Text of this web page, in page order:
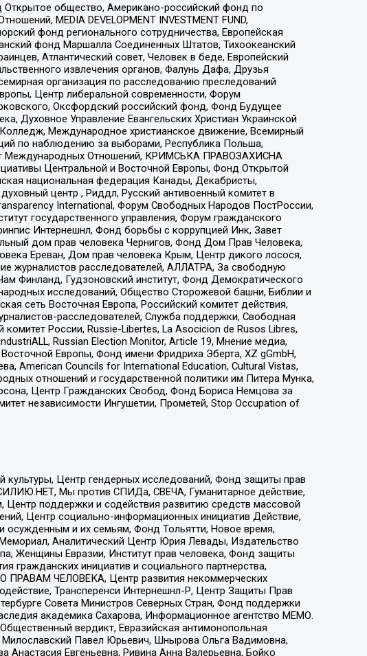
общество, Американо-российский фонд по
MEDIA DEVELOPMENT INVESTMENT FUND,
фонд регионального сотрудничества, Европейская
фонд Маршалла Соединенных Штатов, Тихоокеанский
Атлантический совет, Человек в беде, Европейский
извлечения органов, Фалунь Дафа, Друзья
организация по расследованию преследований
Центр либеральной современности, Форум
Оксфордский российский фонд, Фонд Будущее
Духовное Управление Евангельских Христиан Украинской
Международное христианское движение, Всемирный
по наблюдению за выборами, Республика Польша,
Международных Отношений, КРИМСЬКА ПРАВОЗАХИСНА
Центральной и Восточной Европы, Фонд Открытой
национальная федерация Канады, Декабристы,
центр , Риддл, Русский антивоенный комитет в
International, Форум Свободных Народов ПостРоссии,
государственного управления, Форум гражданского
Интернешнл, Фонд борьбы с коррупцией Инк, Завет
дом прав человека Чернигов, Фонд Дом Прав Человека,
Ереван, Дом прав человека Крым, Центр дикого лосося,
журналистов расследователей, АЛЛАТРА, За свободную
Финланд, Гудзоновский институт, Фонд Демократического
исследований, Общество Сторожевой башни, Библии и
сеть Восточная Европа, Российский комитет действия,
расследователей, Служба поддержки, Свободная
России, Russie-Libertes, La Asocicion de Rusos Libres,
Russian Election Monitor, Article 19, Мнение медиа,
Европы, Фонд имени Фридриха Эберта, XZ gGmbH,
American Councils for International Education, Cultural Vistas,
отношений и государственной политики им Питера Мунка,
Центр Гражданских Свобод, Фонд Бориса Немцова за
независимости Ингушетии, Прометей, Stop Occupation of
Центр гендерных исследований, Фонд защиты прав
Мы против СПИДа, СВЕЧА, Гуманитарное действие,
поддержки и содействия развитию средств массовой
Центр социально-информационных инициатив Действие,
и их семьям, Фонд Тольятти, Новое время,
Аналитический Центр Юрия Левады, Издательство
Женщины Евразии, Институт прав человека, Фонд защиты
гражданских инициатив и социального партнерства,
ПРАВАМ ЧЕЛОВЕКА, Центр развития некоммерческих
Трансперенси Интернешнл-Р, Центр Защиты Прав
Совета Министров Северных Стран, Фонд поддержки
академика Сахарова, Информационное агентство МЕМО.
вердикт, Евразийская антимонопольная
Милославский Павел Юрьевич, Шнырова Ольга Вадимовна,
Евгеньевна, Ривина Анна Валерьевна, Бойко